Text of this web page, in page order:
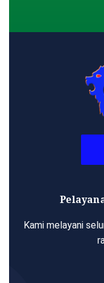
Kami melayani